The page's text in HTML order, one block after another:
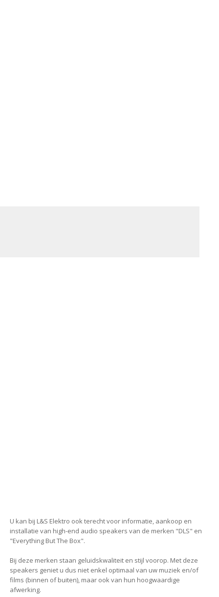
U kan bij L&S Elektro ook terecht voor informatie, aankoop en
installatie van high-end audio speakers van de merken "DLS" en
"Everything But The Box".
Bij deze merken staan geluidskwaliteit en stijl voorop. Met deze
speakers geniet u dus niet enkel optimaal van uw muziek en/of
films (binnen of buiten), maar ook van hun hoogwaardige
afwerking.